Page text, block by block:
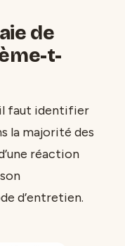
de
t-
il faut identifier
la majorité des
réaction
d’entretien.